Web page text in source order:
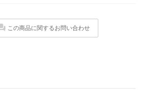
この商品に関するお問い合わせ